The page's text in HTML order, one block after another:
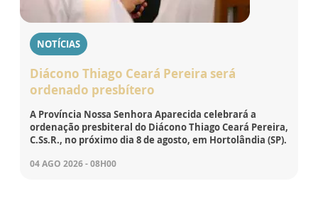
NOTÍCIAS
Diácono Thiago Ceará Pereira será
ordenado presbítero
A Província Nossa Senhora Aparecida celebrará a
ordenação presbiteral do Diácono Thiago Ceará Pereira,
C.Ss.R., no próximo dia 8 de agosto, em Hortolândia (SP).
04 AGO 2026 - 08H00